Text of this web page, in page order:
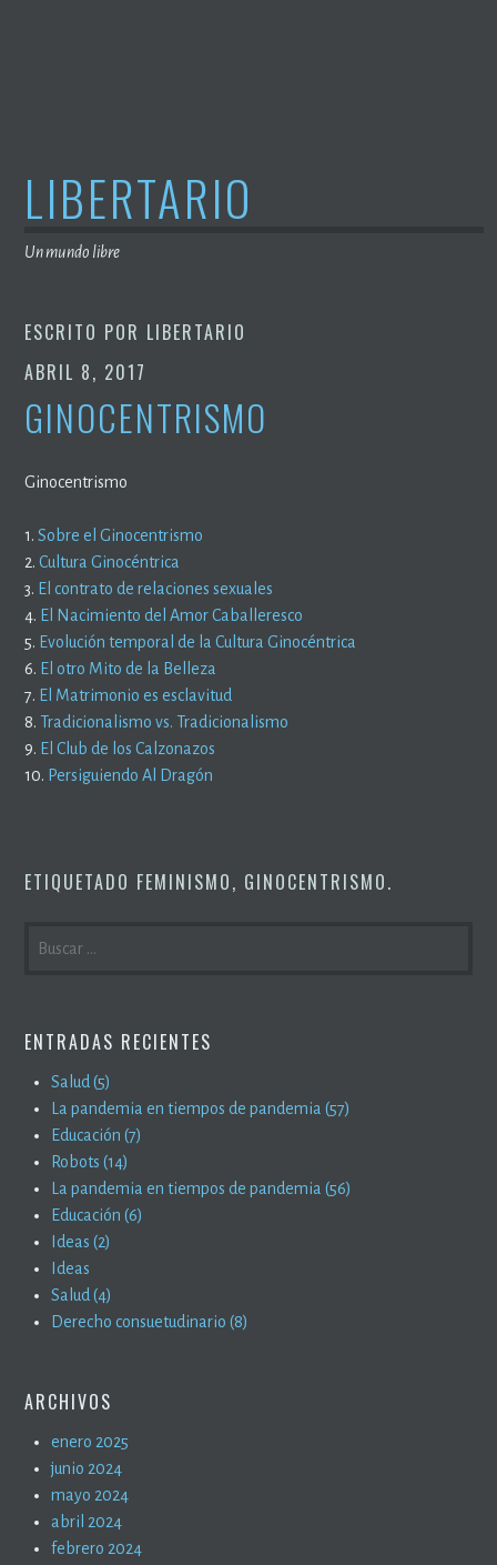
LIBERTARIO
Un mundo libre
ESCRITO POR LIBERTARIO
ABRIL 8, 2017
GINOCENTRISMO
Ginocentrismo
1.Sobre el Ginocentrismo
2.Cultura Ginocéntrica
3. El contrato de relaciones sexuales
4. El Nacimiento del Amor Caballeresco
5. Evolución temporal de la Cultura Ginocéntrica
6. El otro Mito de la Belleza
7. El Matrimonio es esclavitud
8. Tradicionalismo vs. Tradicionalismo
9. El Club de los Calzonazos
10. Persiguiendo Al Dragón
ETIQUETADO FEMINISMO, GINOCENTRISMO.
ENTRADAS RECIENTES
Salud (5)
La pandemia en tiempos de pandemia (57)
Educación (7)
Robots (14)
La pandemia en tiempos de pandemia (56)
Educación (6)
Ideas (2)
Ideas
Salud (4)
Derecho consuetudinario (8)
ARCHIVOS
enero 2025
junio 2024
mayo 2024
abril 2024
febrero 2024